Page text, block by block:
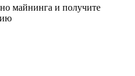
майнинга и получите